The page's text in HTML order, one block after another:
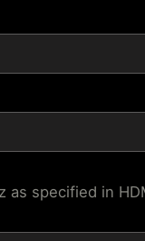
as specified in